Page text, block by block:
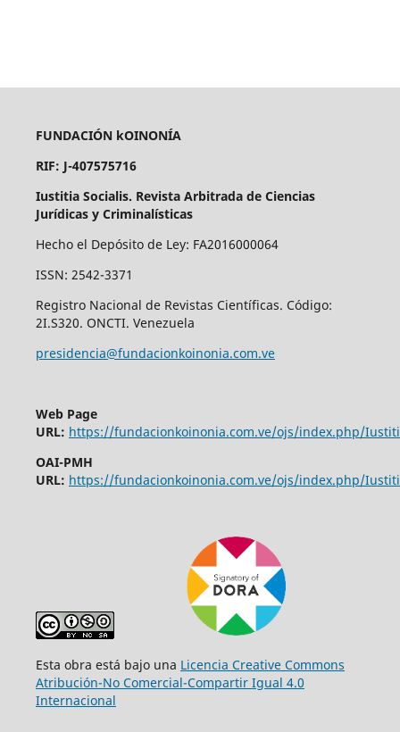
FUNDACIÓN kOINONÍA
RIF: J-407575716
Iustitia Socialis. Revista Arbitrada de Ciencias
Jurídicas y Criminalísticas
Hecho el Depósito de Ley: FA2016000064
ISSN: 2542-3371
Registro Nacional de Revistas Científicas. Código:
2I.S320. ONCTI. Venezuela
presidencia@fundacionkoinonia.com.ve
Web Page
URL: https://fundacionkoinonia.com.ve/ojs/index.php/
OAI-PMH
URL: https://fundacionkoinonia.com.ve/ojs/index.php/
Esta obra está bajo una Licencia Creative Commons
Atribución-No Comercial-Compartir Igual 4.0
Internacional